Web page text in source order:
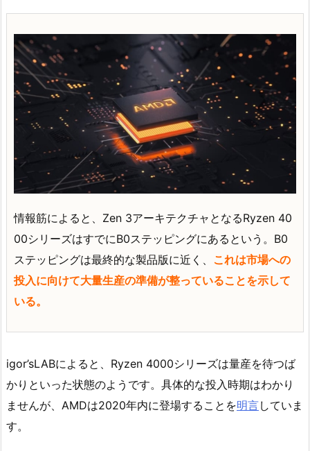
情報筋によると、Zen 3アーキテクチャとなるRyzen 40
00シリーズはすでにB0ステッピングにあるという。B0
ステッピングは最終的な製品版に近く、 これは市場への
投入に向けて大量生産の準備が整っていることを示して
いる。
igor’sLABによると、Ryzen 4000シリーズは量産を待つば
かりといった状態のようです。具体的な投入時期はわかり
ませんが、AMDは2020年内に登場することを明言していま
す。